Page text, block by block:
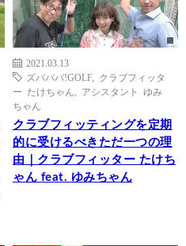
2021.03.13
ズバババ!GOLF, クラブフィッタ
ー たけちゃん
アシスタント ゆみ
ちゃん
クラブフィッティングを定期
的に受けるべきただ一つの理
由｜クラブフィッター たけち
ゃん feat. ゆみちゃん